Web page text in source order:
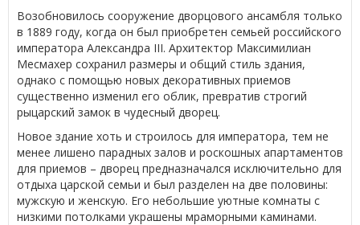
Возобновилось сооружение дворцового ансамбля только
в 1889 году, когда он был приобретен семьей российского
императора Александра III. Архитектор Максимилиан
Месмахер сохранил размеры и общий стиль здания,
однако с помощью новых декоративных приемов
существенно изменил его облик, превратив строгий
рыцарский замок в чудесный дворец.
Новое здание хоть и строилось для императора, тем не
менее лишено парадных залов и роскошных апартаментов
для приемов – дворец предназначался исключительно для
отдыха царской семьи и был разделен на две половины:
мужскую и женскую. Его небольшие уютные комнаты с
низкими потолками украшены мраморными каминами.